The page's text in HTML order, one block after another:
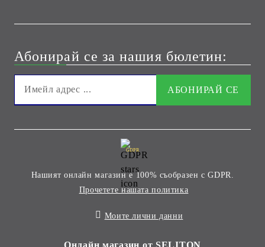
Абонирай се за нашия бюлетин:
GDPR
Нашият онлайн магазин е 100% съобразен с GDPR.
Прочетете нашата политика
Моите лични данни
Онлайн магазин от SELITON